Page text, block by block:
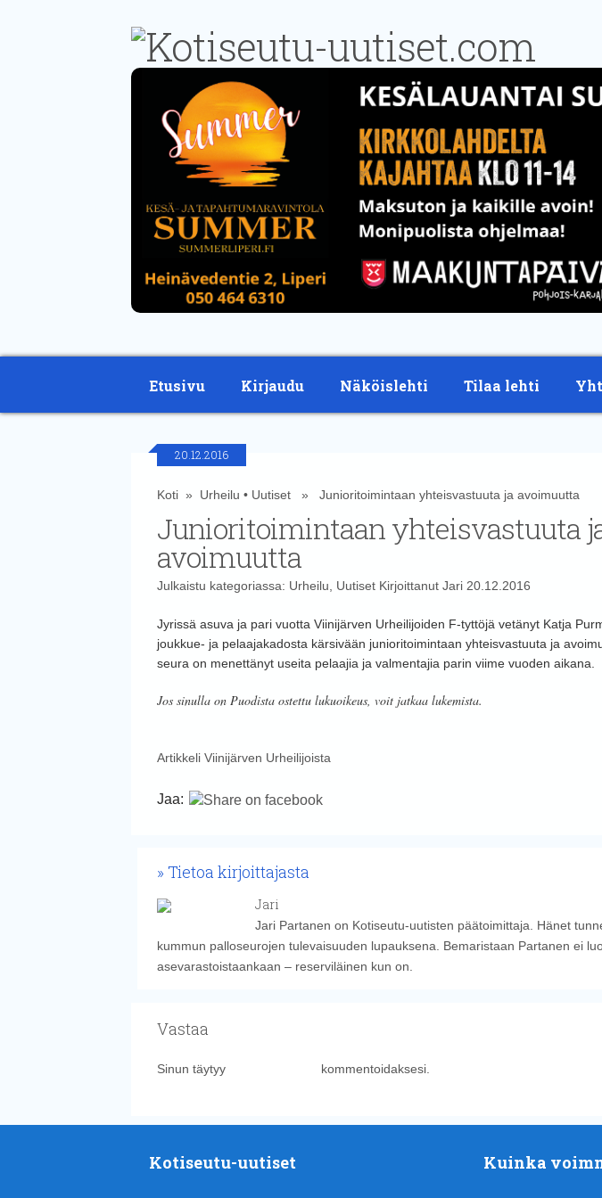
Etusivu Kirjaudu Näköislehti Tilaa lehti
20.12.2016
Koti» Urheilu • Uutiset» Junioritoimintaan yhteisvastuuta ja avoimuutta
Junioritoimintaan yhteisvastuuta
avoimuutta
Julkaistu kategoriassa: Urheilu UutisetKirjoittanut Jari20.12.2016
Jyrissä asuva ja pari vuotta Viinijärven Urheilijoiden F-tyttöjä vetänyt Katja
joukkue- ja pelaajakadosta kärsivään junioritoimintaan yhteisvastuuta ja
seura on menettänyt useita pelaajia ja valmentajia parin viime vuoden aikana.
Jos sinulla on Puodista ostettu lukuoikeus, voit jatkaa lukemista.
Artikkeli Viinijärven Urheilijoista
Jaa:
Tietoa kirjoittajasta
Jari
Jari Partanen on Kotiseutu-uutisten päätoimittaja. Hänet
kummun palloseurojen tulevaisuuden lupauksena. Bemaristaan Partanen ei
asevarastoistaankaan – reserviläinen kun on.
Vastaa
Sinun täytyy kommentoidaksesi.
Kotiseutu-uutiset Kuinka